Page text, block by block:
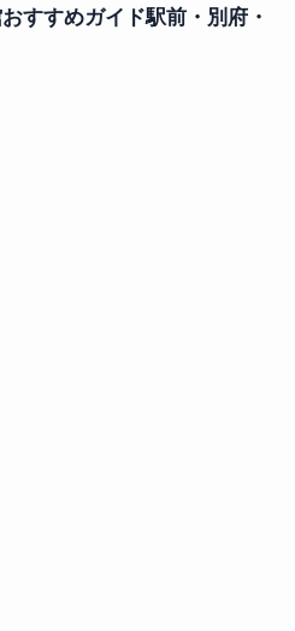
すすめガイド駅前・別府・